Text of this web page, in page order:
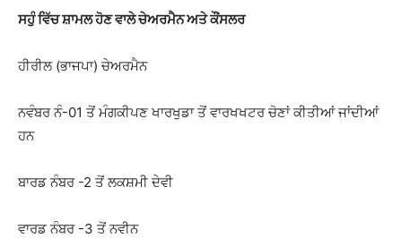
ਸਹੁੰ ਵਿੱਚ ਸ਼ਾਮਲ ਹੋਣ ਵਾਲੇ ਚੇਅਰਮੈਨ ਅਤੇ ਕੌਂਸਲਰ
ਹੀਰੀਲ (ਭਾਜਪਾ) ਚੇਅਰਮੈਨ
ਨਵੰਬਰ ਨੰ-01 ਤੋਂ ਮੰਗਕੀਪਣ ਖਾਰਖੁਡਾ ਤੋਂ ਵਾਰਖਖਟਰ ਚੋਣਾਂ ਕੀਤੀਆਂ ਜਾਂਦੀਆਂ
ਹਨ
ਬਾਰਡ ਨੰਬਰ -2 ਤੋਂ ਲਕਸ਼ਮੀ ਦੇਵੀ
ਵਾਰਡ ਨੰਬਰ -3 ਤੋਂ ਨਵੀਨ